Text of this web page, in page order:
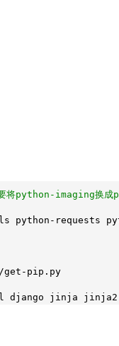
将python-imaging换成
requests
get-pip.py